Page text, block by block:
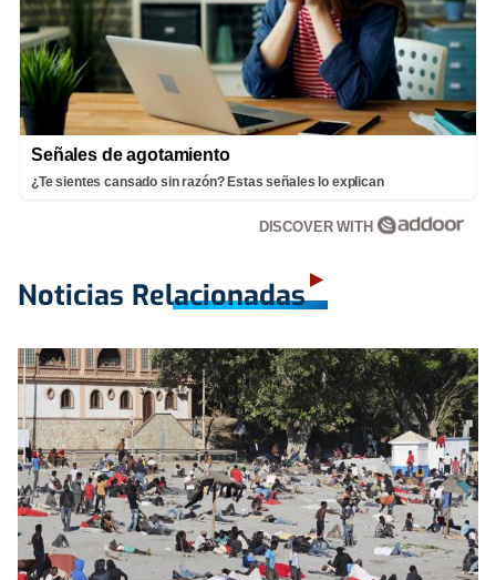
Señales de agotamiento
¿Te sientes cansado sin razón? Estas señales lo explican
DISCOVER WITH
Noticias Relacionadas